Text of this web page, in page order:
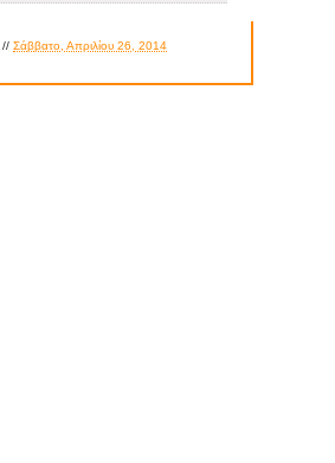
// Σάββατο, Απριλίου 26, 2014